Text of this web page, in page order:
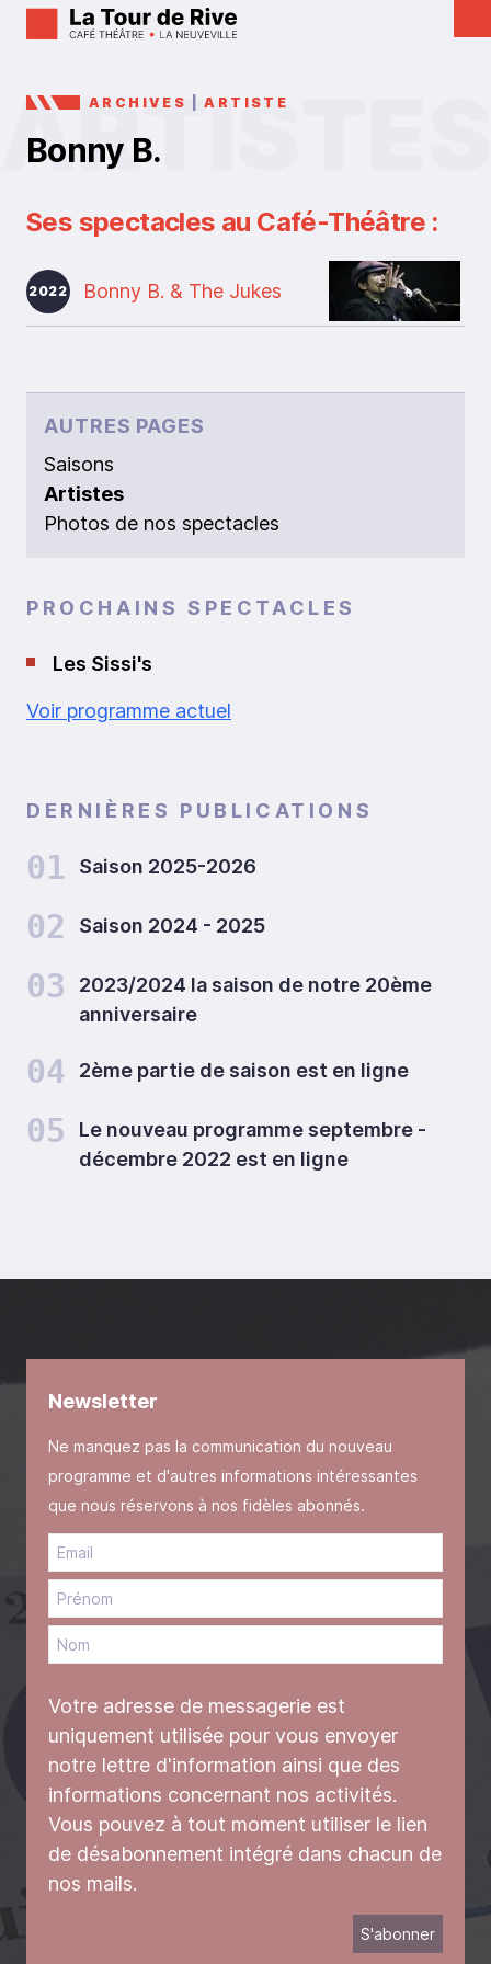
ARCHIVES |ARTISTE
Bonny B.
Ses spectacles au Café-Théâtre :
2022 Bonny B. & The Jukes
AUTRES PAGES
Saisons
Artistes
Photos de nos spectacles
PROCHAINS SPECTACLES
Les Sissi's
Voir programme actuel
DERNIÈRES PUBLICATIONS
01 Saison 2025-2026
02 Saison 2024 - 2025
03
2023/2024 la saison de notre 20ème
anniversaire
04 2ème partie de saison est en ligne
05
Le nouveau programme septembre -
décembre 2022 est en ligne
Newsletter
Ne manquez pas la communication du nouveau
programme et d'autres informations intéressantes
que nous réservons à nos fidèles abonnés.
Votre adresse de messagerie est
uniquement utilisée pour vous envoyer
notre lettre d'information ainsi que des
informations concernant nos activités.
Vous pouvez à tout moment utiliser le lien
de désabonnement intégré dans chacun de
nos mails.